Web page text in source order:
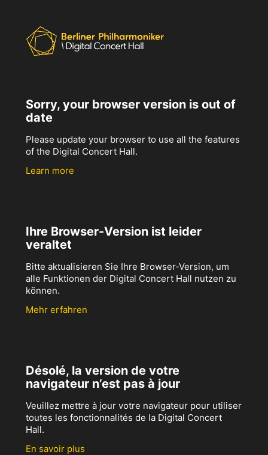
Sorry, your browser version is out of
date
Please update your browser to use all the features
of the Digital Concert Hall.
Learn more
Ihre Browser-Version ist leider
veraltet
Bitte aktualisieren Sie Ihre Browser-Version, um
alle Funktionen der Digital Concert Hall nutzen zu
können.
Mehr erfahren
Désolé, la version de votre
navigateur n’est pas à jour
Veuillez mettre à jour votre navigateur pour utiliser
toutes les fonctionnalités de la Digital Concert
Hall.
En savoir plus